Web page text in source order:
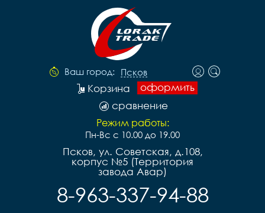
Ваш город: Псков
оформить
Корзина
сравнение
Режим работы:
Пн-Вс с 10.00 до 19.00
Псков, ул. Советская, д.108,
корпус №5 (Территория
завода Авар)
8-963-337-94-88